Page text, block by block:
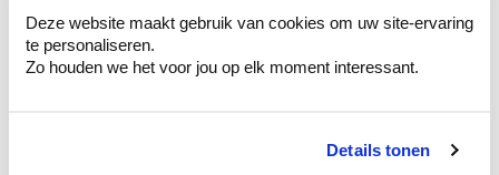
Deze website maakt gebruik van cookies om uw site-ervaring
te personaliseren.
Zo houden we het voor jou op elk moment interessant.
Details tonen
Bekijk je kleur in de winkel
Ontdek er kleurechte stalen van je